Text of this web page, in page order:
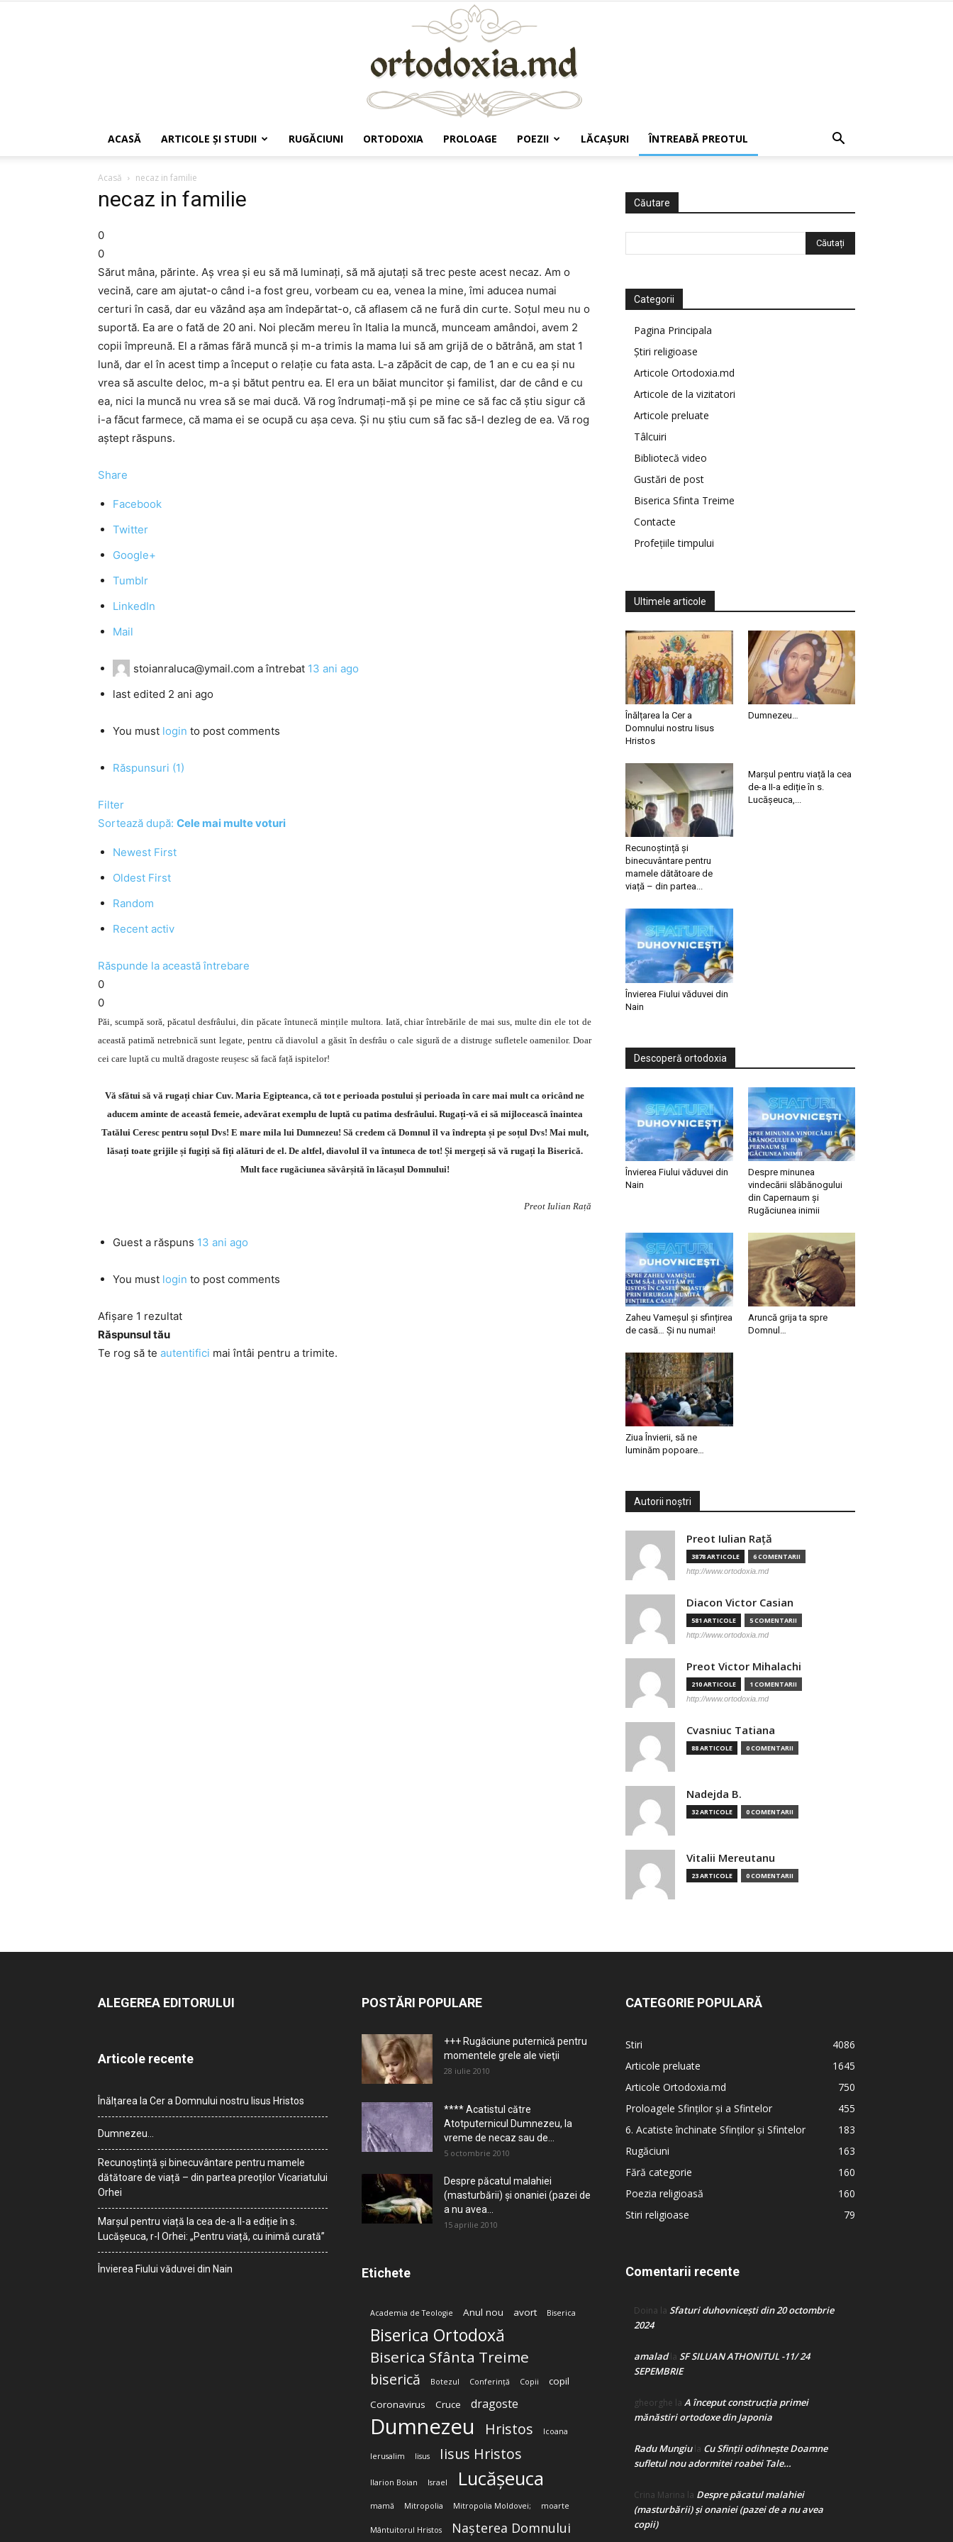
ACASĂ ARTICOLE ŞI STUDII RUGĂCIUNI ORTODOXIA PROLOAGE POEZII LĂCAŞURI ÎNTREABĂ PREOTUL
Acasă necaz in familie
necaz in familie
0
0
Sărut mâna, părinte. Aş vrea şi eu să mă luminaţi, să mă ajutaţi să trec peste acest necaz. Am o
vecină, care am ajutat-o când i-a fost greu, vorbeam cu ea, venea la mine, îmi aducea numai
certuri în casă, dar eu văzând aşa am îndepărtat-o, că aflasem că ne fură din curte. Soţul meu nu o
suportă. Ea are o fată de 20 ani. Noi plecăm mereu în Italia la muncă, munceam amândoi, avem 2
copii împreună. El a rămas fără muncă şi m-a trimis la mama lui să am grijă de o bătrână, am stat 1
lună, dar el în acest timp a început o relaţie cu fata asta. L-a zăpăcit de cap, de 1 an e cu ea şi nu
vrea să asculte deloc, m-a şi bătut pentru ea. El era un băiat muncitor şi familist, dar de când e cu
ea, nici la muncă nu vrea să se mai ducă. Vă rog îndrumaţi-mă şi pe mine ce să fac că ştiu sigur că
i-a făcut farmece, că mama ei se ocupă cu aşa ceva. Şi nu ştiu cum să fac să-l dezleg de ea. Vă rog
aştept răspuns.
Share
Facebook
Twitter
Google+
Tumblr
LinkedIn
Mail
stoianraluca@ymail.com a întrebat 13 ani ago
last edited 2 ani ago
You must login to post comments
Răspunsuri (1)
Filter
Sortează după: Cele mai multe voturi
Newest First
Oldest First
Random
Recent activ
Răspunde la această întrebare
0
0
Păi, scumpă soră, păcatul desfrâului, din păcate întunecă mințile multora. Iată, chiar întrebările de mai sus, multe din ele tot de
această patimă netrebnică sunt legate, pentru că diavolul a găsit în desfrâu o cale sigură de a distruge sufletele oamenilor. Doar
cei care luptă cu multă dragoste reușesc să facă față ispitelor!
Vă sfătui să vă rugați chiar Cuv. Maria Egipteanca, că tot e perioada postului și perioada în care mai mult ca oricând ne
aducem aminte de această femeie, adevărat exemplu de luptă cu patima desfrâului. Rugați-vă ei să mijlocească înaintea
Tatălui Ceresc pentru soțul Dvs! E mare mila lui Dumnezeu! Să credem că Domnul îl va îndrepta și pe soțul Dvs! Mai mult,
lăsați toate grijile și fugiți să fiți alături de el. De altfel, diavolul îl va întuneca de tot! Și mergeți să vă rugați la Biserică.
Mult face rugăciunea săvârșită în lăcașul Domnului!
Preot Iulian Rață
Guest a răspuns 13 ani ago
You must login to post comments
Afișare 1 rezultat
Răspunsul tău
Te rog să te autentifici mai întâi pentru a trimite.
Căutare
Categorii
Pagina Principala
Știri religioase
Articole Ortodoxia.md
Articole de la vizitatori
Articole preluate
Tâlcuiri
Bibliotecă video
Gustări de post
Biserica Sfinta Treime
Contacte
Profețiile timpului
Ultimele articole
Înălțarea la Cer a
Domnului nostru Iisus
Hristos
Dumnezeu…
Recunoștință și
binecuvântare pentru
mamele dătătoare de
viață – din partea...
Marșul pentru viață la cea
de-a II-a ediție în s.
Lucășeuca,...
Învierea Fiului văduvei din
Nain
Descoperă ortodoxia
Învierea Fiului văduvei din
Nain
Despre minunea
vindecării slăbănogului
din Capernaum și
Rugăciunea inimii
Zaheu Vameșul și sfințirea
de casă… Și nu numai!
Aruncă grija ta spre
Domnul…
Ziua Învierii, să ne
luminăm popoare…
Autorii noștri
Preot Iulian Raţă
3878 ARTICOLE 6 COMENTARII
http://www.ortodoxia.md
Diacon Victor Casian
581 ARTICOLE 5 COMENTARII
http://www.ortodoxia.md
Preot Victor Mihalachi
210 ARTICOLE 1 COMENTARII
http://www.ortodoxia.md
Cvasniuc Tatiana
88 ARTICOLE 0 COMENTARII
Nadejda B.
32 ARTICOLE 0 COMENTARII
Vitalii Mereutanu
23 ARTICOLE 0 COMENTARII
ALEGEREA EDITORULUI
Articole recente
Înălțarea la Cer a Domnului nostru Iisus Hristos
Dumnezeu…
Recunoștință și binecuvântare pentru mamele
dătătoare de viață – din partea preoților Vicariatului
Orhei
Marșul pentru viață la cea de-a II-a ediție în s.
Lucășeuca, r-l Orhei: „Pentru viață, cu inimă curată”
Învierea Fiului văduvei din Nain
POSTĂRI POPULARE
+++ Rugăciune puternică pentru
momentele grele ale vieţii
28 iulie 2010
**** Acatistul către
Atotputernicul Dumnezeu, la
vreme de necaz sau de...
5 octombrie 2010
Despre păcatul malahiei
(masturbării) şi onaniei (pazei de
a nu avea...
15 aprilie 2010
Etichete
Academia de Teologie Anul nou avort Biserica
Biserica Ortodoxă
Biserica Sfânta Treime
biserică Botezul Conferință Copii
copil
Coronavirus
Cruce dragoste
Dumnezeu Hristos Icoana
Ierusalim Iisus Iisus Hristos
Ilarion Boian Israel Lucășeuca
mamă Mitropolia Mitropolia Moldovei; moarte
Mântuitorul Hristos Nașterea Domnului
CATEGORIE POPULARĂ
Stiri
4086
Articole preluate
1645
Articole Ortodoxia.md
750
Proloagele Sfinților și a Sfintelor
455
6. Acatiste închinate Sfinților și Sfintelor
183
Rugăciuni
163
Fără categorie
160
Poezia religioasă
160
Stiri religioase
79
Comentarii recente
Doina la Sfaturi duhovnicești din 20 octombrie
2024
amaladla SF SILUAN ATHONITUL -11/ 24
SEPEMBRIE
gheorghe la A început construcţia primei
mănăstiri ortodoxe din Japonia
Radu Mungiula Cu Sfinții odihnește Doamne
sufletul nou adormitei roabei Tale…
Crina Marina la Despre păcatul malahiei
(masturbării) şi onaniei (pazei de a nu avea
copii)